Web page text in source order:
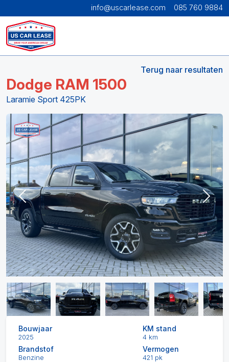
info@uscarlease.com 085 760 9884
Terug naar resultaten
Dodge RAM 1500
Laramie Sport 425PK
Previous Next
Bouwjaar
2025
KM stand
4 km
Brandstof
Benzine
Vermogen
421 pk